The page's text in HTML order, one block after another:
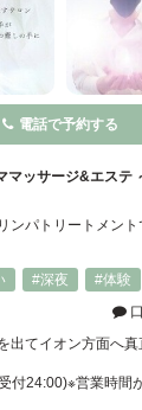
電話で予約する
マッサージ&エステ
#深夜 #体験
出てイオン方面へ
付24:00)※営業時間